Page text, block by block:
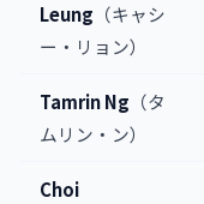
Leung （キャシ
ー・リョン）
Tamrin Ng （タ
ムリン・ン）
Choi